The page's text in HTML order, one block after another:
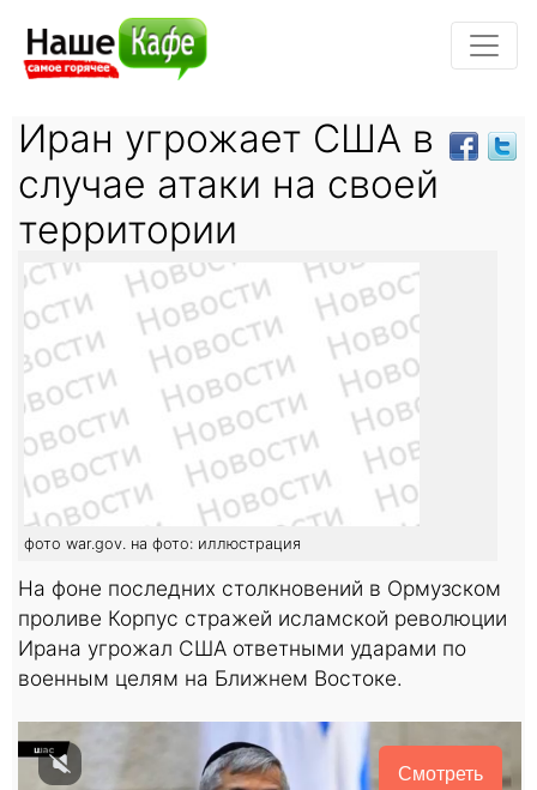
Иран угрожает США в
случае атаки на своей
территории
фото war.gov. на фото: иллюстрация
На фоне последних столкновений в Ормузском
проливе Корпус стражей исламской революции
Ирана угрожал США ответными ударами по
военным целям на Ближнем Востоке.
Смотреть